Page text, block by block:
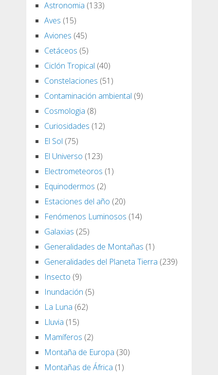
Astronomia (133)
Aves (15)
Aviones (45)
Cetáceos (5)
Ciclón Tropical (40)
Constelaciones (51)
Contaminación ambiental (9)
Cosmologia (8)
Curiosidades (12)
El Sol (75)
El Universo (123)
Electrometeoros (1)
Equinodermos (2)
Estaciones del año (20)
Fenómenos Luminosos (14)
Galaxias (25)
Generalidades de Montañas (1)
Generalidades del Planeta Tierra (239)
Insecto (9)
Inundación (5)
La Luna (62)
Lluvia (15)
Mamíferos (2)
Montaña de Europa (30)
Montañas de África (1)